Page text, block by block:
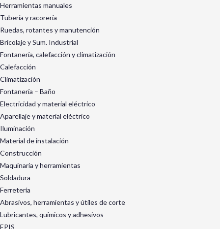
Herramientas manuales
Tubería y racorería
Ruedas, rotantes y manutención
Bricolaje y Sum. Industrial
Fontanería, calefacción y climatización
Calefacción
Climatización
Fontanería – Baño
Electricidad y material eléctrico
Aparellaje y material eléctrico
Iluminación
Material de instalación
Construcción
Maquinaria y herramientas
Soldadura
Ferretería
Abrasivos, herramientas y útiles de corte
Lubricantes, químicos y adhesivos
EPIS